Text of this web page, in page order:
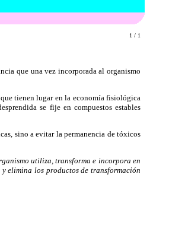
1 / 1
que una vez incorporada al organismo
tienen lugar en la economía fisiológica
se fije en compuestos estables
sino a evitar la permanencia de tóxicos
utiliza, transforma e incorpora en
elimina los productos de transformación